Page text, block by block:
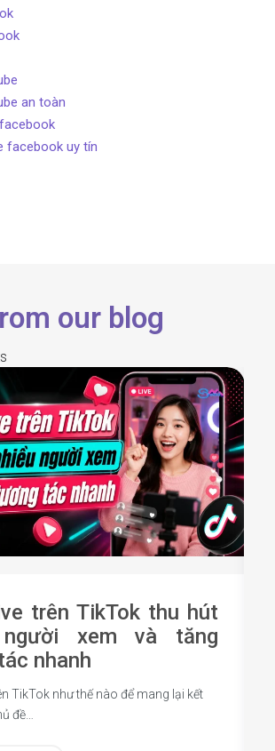
an toàn
facebook uy tín
our blog
trên TikTok thu hút
người xem và tăng
nhanh
TikTok như thế nào để mang lại kết
đề…